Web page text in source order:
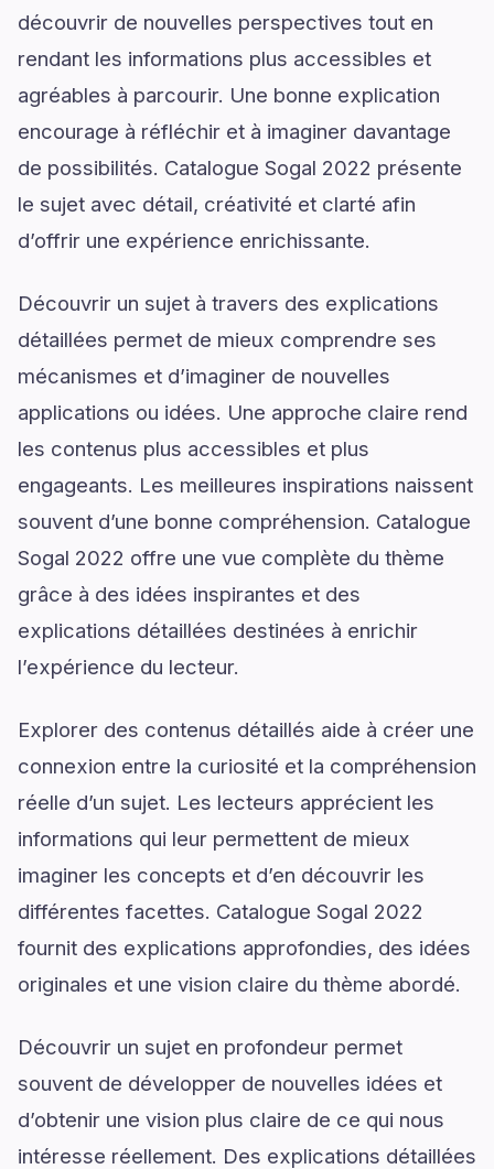
découvrir de nouvelles perspectives tout en
rendant les informations plus accessibles et
agréables à parcourir. Une bonne explication
encourage à réfléchir et à imaginer davantage
de possibilités. Catalogue Sogal 2022 présente
le sujet avec détail, créativité et clarté afin
d’offrir une expérience enrichissante.
Découvrir un sujet à travers des explications
détaillées permet de mieux comprendre ses
mécanismes et d’imaginer de nouvelles
applications ou idées. Une approche claire rend
les contenus plus accessibles et plus
engageants. Les meilleures inspirations naissent
souvent d’une bonne compréhension. Catalogue
Sogal 2022 offre une vue complète du thème
grâce à des idées inspirantes et des
explications détaillées destinées à enrichir
l’expérience du lecteur.
Explorer des contenus détaillés aide à créer une
connexion entre la curiosité et la compréhension
réelle d’un sujet. Les lecteurs apprécient les
informations qui leur permettent de mieux
imaginer les concepts et d’en découvrir les
différentes facettes. Catalogue Sogal 2022
fournit des explications approfondies, des idées
originales et une vision claire du thème abordé.
Découvrir un sujet en profondeur permet
souvent de développer de nouvelles idées et
d’obtenir une vision plus claire de ce qui nous
intéresse réellement. Des explications détaillées